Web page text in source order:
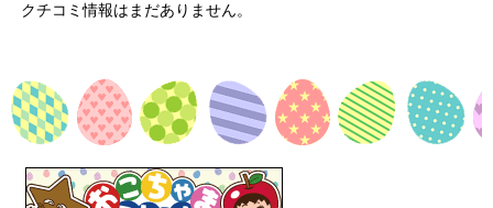
クチコミ情報はまだありません。